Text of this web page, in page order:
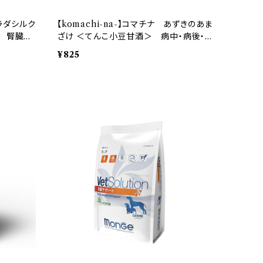
ダシルク
腎臓
【komachi-na-】コマチナ あずきのあま
ざけ ＜てんこ小豆甘酒＞ 病中・病後・食
欲不振・高齢犬
¥825